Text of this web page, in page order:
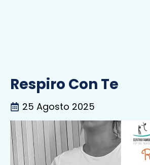
Respiro Con Te
25 Agosto 2025